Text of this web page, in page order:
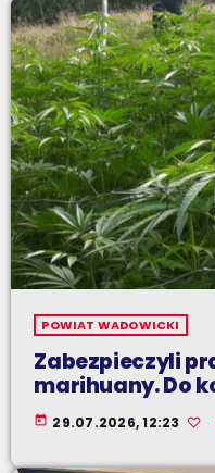
POWIAT WADOWICKI
Zabezpieczyli
marihuany. Do
today 29.07.2026, 12:23